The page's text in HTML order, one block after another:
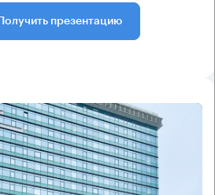
Получить презентацию